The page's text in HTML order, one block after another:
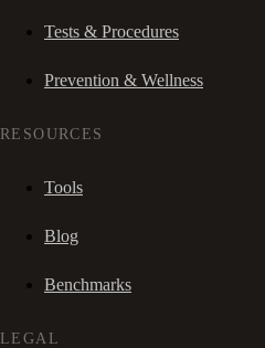
Tests & Procedures
Prevention & Wellness
RESOURCES
Tools
Blog
Benchmarks
LEGAL